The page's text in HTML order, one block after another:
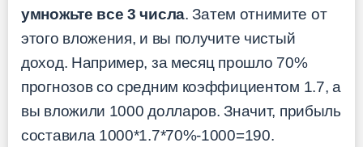
умножьте все 3 числа. Затем отнимите от
этого вложения, и вы получите чистый
доход. Например, за месяц прошло 70%
прогнозов со средним коэффициентом 1.7, а
вы вложили 1000 долларов. Значит, прибыль
составила 1000*1.7*70%-1000=190.